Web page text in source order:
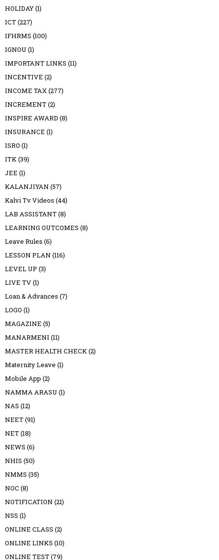
HOLIDAY(1)
ICT(227)
IFHRMS (100)
IGNOU (1)
IMPORTANT LINKS (11)
INCENTIVE (2)
INCOME TAX(277)
INCREMENT(2)
INSPIRE AWARD (8)
INSURANCE (1)
ISRO (1)
ITK(39)
JEE (1)
KALANJIYAN (57)
Kalvi Tv Videos (44)
LAB ASSISTANT(8)
LEARNING OUTCOMES (8)
Leave Rules (6)
LESSON PLAN (116)
LEVEL UP (3)
LIVE TV(1)
Loan & Advances (7)
LOGO (1)
MAGAZINE (5)
MANARMENI (11)
MASTER HEALTH CHECK(2)
Maternity Leave (1)
Mobile App (2)
NAMMA ARASU (1)
NAS (12)
NEET(91)
NET(18)
NEWS (6)
NHIS (50)
NMMS (35)
NOC (8)
NOTIFICATION (21)
NSS (1)
ONLINE CLASS (2)
ONLINE LINKS (10)
ONLINE TEST(79)